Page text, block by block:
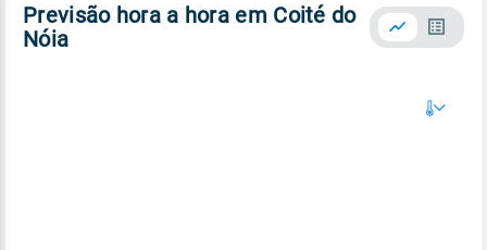
Previsão hora a hora em Coité do
Nóia